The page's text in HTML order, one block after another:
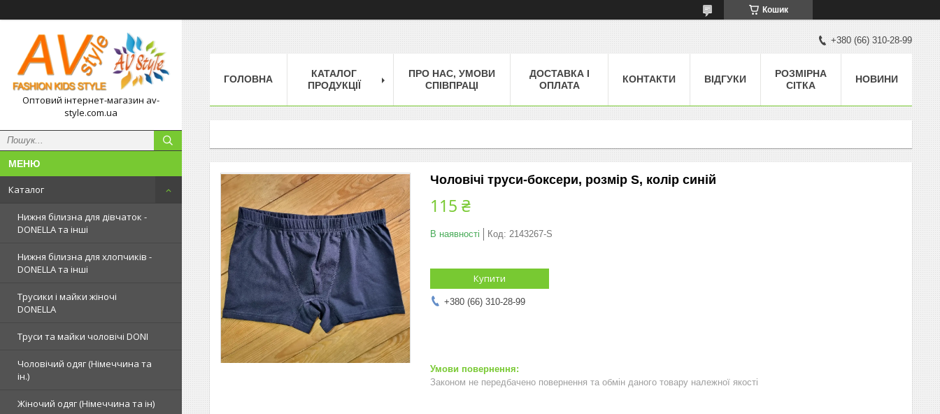
Кошик
Оптовий інтернет-магазин av-
style.com.ua
Каталог
Нижня білизна для дівчаток -
DONELLA та інші
Нижня білизна для хлопчиків -
DONELLA та інші
Трусики і майки жіночі
DONELLA
Труси та майки чоловічі DONI
Чоловічий одяг (Німеччина та
ін.)
Жіночий одяг (Німеччина та ін)
+380 (66) 310-28-99
ГОЛОВНА
КАТАЛОГ
ПРОДУКЦІЇ
ПРО НАС, УМОВИ
СПІВПРАЦІ
ДОСТАВКА І
ОПЛАТА
КОНТАКТИ ВІДГУКИ
РОЗМІРНА
СІТКА
НОВИНИ
Чоловічі труси-боксери, розмір S, колір синій
115 ₴
В наявності Код: 2143267-S
Купити
+380 (66) 310-28-99
Законом не передбачено повернення та обмін даного товару належної якості